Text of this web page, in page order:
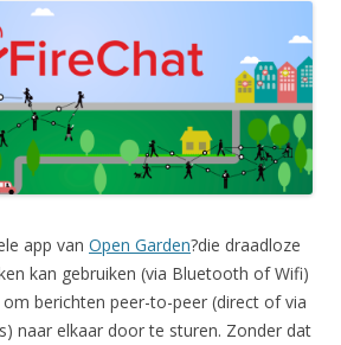
app van Open Garden?die draadloze
kan gebruiken (via Bluetooth of Wifi)
berichten peer-to-peer (direct of via
naar elkaar door te sturen. Zonder dat